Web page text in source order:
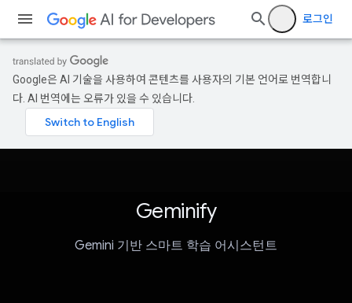
로그인
Google은 AI 기술을 사용하여 콘텐츠를 사용자의 기본 언어로 번역합니
다. AI 번역에는 오류가 있을 수 있습니다.
Geminify
Gemini 기반 스마트 학습 어시스턴트